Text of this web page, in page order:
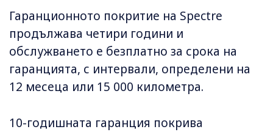
Гаранционното покритие на Spectre
продължава четири години и
обслужването е безплатно за срока на
гаранцията, с интервали, определени на
12 месеца или 15 000 километра.
10-годишната гаранция покрива